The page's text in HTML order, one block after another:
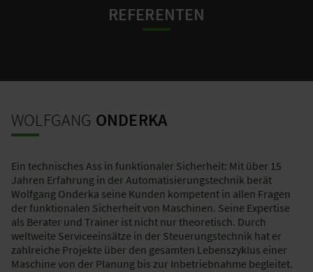
REFERENTEN
WOLFGANG ONDERKA
Ein technisches Ass in funktionaler Sicherheit: Mit über 15
Jahren Erfahrung in der Automatisierungstechnik berät
Wolfgang Onderka seine Kunden kompetent in allen Fragen
der funktionalen Sicherheit von Maschinen. Seine Expertise
als Berater und Trainer ist nicht nur theoretisch. Durch
weltweite Serviceeinsätze in der Steuerungstechnik hat er
zahlreiche Projekte über den gesamten Lebenszyklus einer
Maschine von der Planung bis zur Inbetriebnahme begleitet.